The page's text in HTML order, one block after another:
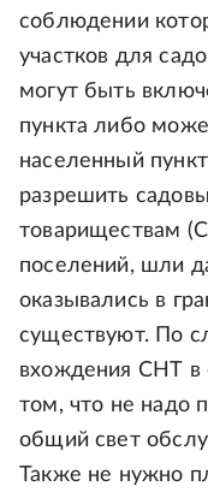
соблюдении
участков для
могут быть
пункта либо
населенный
разрешить
товариществам
поселений, шли
оказывались в
существуют. По
вхождения СНТ в
том, что не надо
общий свет
Также не нужно